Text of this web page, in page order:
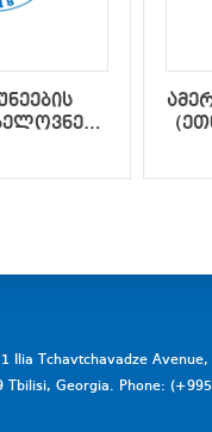
Ilia Tchavtchavadze
Tbilisi, Georgia. Phone: